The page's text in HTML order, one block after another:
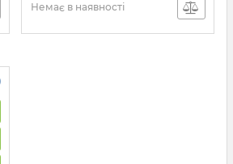
Немає в наявності